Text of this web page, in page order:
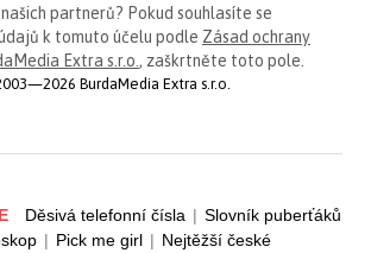
partnerů? Pokud souhlasíte se
k tomuto účelu podle Zásad ochrany
Extra s.r.o. , zaškrtněte toto pole.
BurdaMedia Extra s.r.o.
Děsivá telefonní čísla | Slovník puberťáků
| Pick me girl | Nejtěžší české